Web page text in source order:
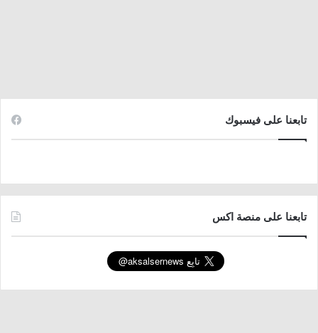
تابعنا على فيسبوك
تابعنا على منصة اكس